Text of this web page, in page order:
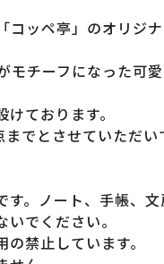
コッペ亭」のオリジ
チーフになった可
ております。
でとさせていただい
す。ノート、手帳、
でください。
禁止しています。